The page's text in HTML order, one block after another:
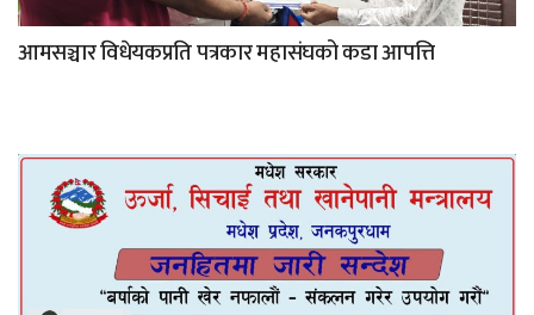
आमसञ्चार विधेयकप्रति पत्रकार महासंघको कडा आपत्ति